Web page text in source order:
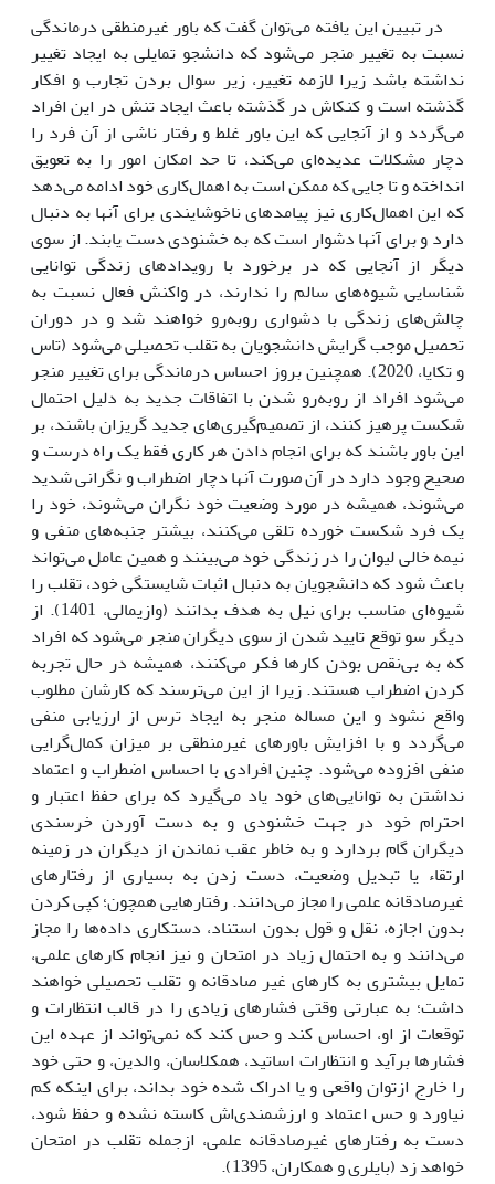
در تبیین این یافته می‌توان گفت که باور غیرمنطقی درماندگی
نسبت به تغییر منجر می‌شود که دانشجو تمایلی به ایجاد تغییر
نداشته باشد زیرا لازمه تغییر، زیر سوال بردن تجارب و افکار
گذشته است و کنکاش در گذشته باعث ایجاد تنش در این افراد
می‌گردد و از آنجایی که این باور غلط و رفتار ناشی از آن فرد را
دچار مشکلات عدیده‌ای می‌کند، تا حد امکان امور را به تعویق
انداخته و تا جایی که ممکن است به اهمال‌کاری خود ادامه می‌دهد
که این اهمال‌کاری نیز پیامدهای ناخوشایندی برای آنها به دنبال
دارد و برای آنها دشوار است که به خشنودی دست یابند. از سوی
دیگر از آنجایی که در برخورد با رویدادهای زندگی توانایی
شناسایی شیوه‌های سالم را ندارند، در واکنش فعال نسبت به
چالش‌های زندگی با دشواری روبه‌رو خواهند شد و در دوران
تحصیل موجب گرایش دانشجویان به تقلب تحصیلی می‌شود (تاس
و تکایا، 2020). همچنین بروز احساس درماندگی برای تغییر منجر
می‌شود افراد از روبه‌رو شدن با اتفاقات جدید به دلیل احتمال
شکست پرهیز کنند، از تصمیم‌گیری‌های جدید گریزان باشند، بر
این باور باشند که برای انجام دادن هر کاری فقط یک راه درست و
صحیح وجود دارد در آن صورت آنها دچار اضطراب و نگرانی شدید
می‌شوند، همیشه در مورد وضعیت خود نگران می‌شوند، خود را
یک فرد شکست خورده تلقی می‌کنند، بیشتر جنبه‌های منفی و
نیمه خالی لیوان را در زندگی خود می‌بینند و همین عامل می‌تواند
باعث شود که دانشجویان به دنبال اثبات شایستگی خود، تقلب را
شیوه‌ای مناسب برای نیل به هدف بدانند (وازیمالی، 1401). از
دیگر سو توقع تایید شدن از سوی دیگران منجر می‌شود که افراد
که به بی‌نقص بودن کارها فکر می‌کنند، همیشه در حال تجربه
کردن اضطراب هستند. زیرا از این می‌ترسند که کارشان مطلوب
واقع نشود و این مساله منجر به ایجاد ترس از ارزیابی منفی
می‌گردد و با افزایش باورهای غیرمنطقی بر میزان کمال‌گرایی
منفی افزوده می‌شود. چنین افرادی با احساس اضطراب و اعتماد
نداشتن به توانایی‌های خود یاد می‌گیرد که برای حفظ اعتبار و
احترام خود در جهت خشنودی و به دست آوردن خرسندی
دیگران گام بردارد و به خاطر عقب نماندن از دیگران در زمینه
ارتقاء یا تبدیل وضعیت، دست زدن به بسیاری از رفتارهای
غیرصادقانه علمی را مجاز می‌دانند. رفتارهایی همچون؛ کپی کردن
بدون اجازه، نقل و قول بدون استناد، دستکاری داده‌ها را مجاز
می‌دانند و به احتمال زیاد در امتحان و نیز انجام کارهای علمی،
تمایل بیشتری به کارهای غیر صادقانه و تقلب تحصیلی خواهند
داشت؛ به عبارتی وقتی فشارهای زیادی را در قالب انتظارات و
توقعات از او، احساس کند و حس کند که نمی‌تواند از عهده این
فشارها برآید و انتظارات اساتید، همکلاسان، والدین، و حتی خود
را خارج ازتوان واقعی و یا ادراک شده خود بداند، برای اینکه کم
نیاورد و حس اعتماد و ارزشمندی‌اش کاسته نشده و حفظ شود،
دست به رفتارهای غیرصادقانه علمی، ازجمله تقلب در امتحان
خواهد زد (بایلری و همکاران، 1395).